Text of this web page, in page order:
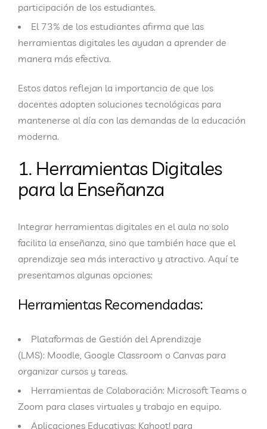
participación de los estudiantes.
El 73% de los estudiantes afirma que las
herramientas digitales les ayudan a aprender de
manera más efectiva.
Estos datos reflejan la importancia de que los
docentes adopten soluciones tecnológicas para
mantenerse al día con las demandas de la educación
moderna.
1. Herramientas Digitales
para la Enseñanza
Integrar herramientas digitales en el aula no solo
facilita la enseñanza, sino que también hace que el
aprendizaje sea más interactivo y atractivo. Aquí te
presentamos algunas opciones:
Herramientas Recomendadas:
Plataformas de Gestión del Aprendizaje
(LMS): Moodle, Google Classroom o Canvas para
organizar cursos y tareas.
Herramientas de Colaboración: Microsoft Teams o
Zoom para clases virtuales y trabajo en equipo.
Aplicaciones Educativas: Kahoot! para